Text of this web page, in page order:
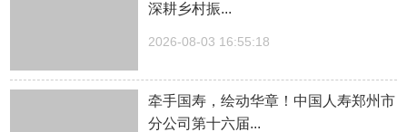
深耕乡村振...
2026-08-03 16:55:18
牵手国寿，绘动华章！中国人寿郑州市
分公司第十六届...